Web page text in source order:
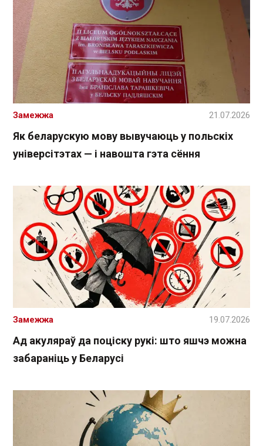
Як беларускую мову вывучаюць у польскіх
універсітэтах — і навошта гэта сёння
Замежжа 21.07.2026
Ад акуляраў да поціску рукі: што яшчэ можна
забараніць у Беларусі
Замежжа 19.07.2026